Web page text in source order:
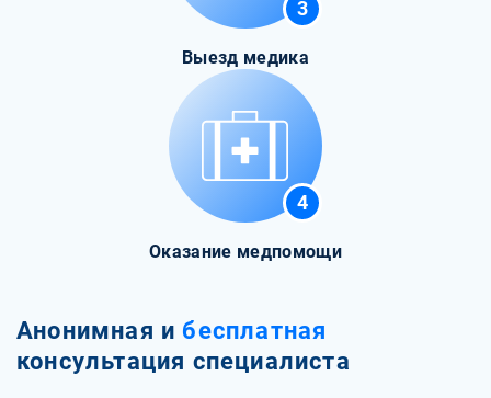
3
Выезд медика
4
Оказание медпомощи
Анонимная и бесплатная
консультация специалиста